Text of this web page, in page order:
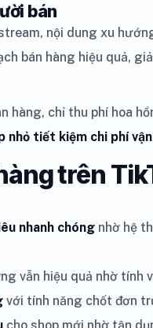
bán
nội dung xu
bán hàng hiệu quả,
hàng, chỉ thu phí hoa
nhỏ tiết kiệm chi phí
trên
nhanh chóng nhờ hệ
vẫn hiệu quả nhờ tính
với tính năng chốt đơn